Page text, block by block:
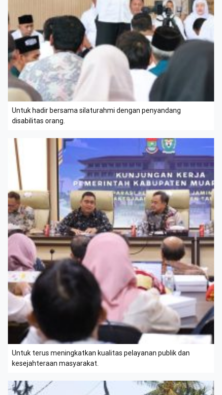
Untuk hadir bersama silaturahmi dengan penyandang
disabilitas orang.
Untuk terus meningkatkan kualitas pelayanan publik dan
kesejahteraan masyarakat.